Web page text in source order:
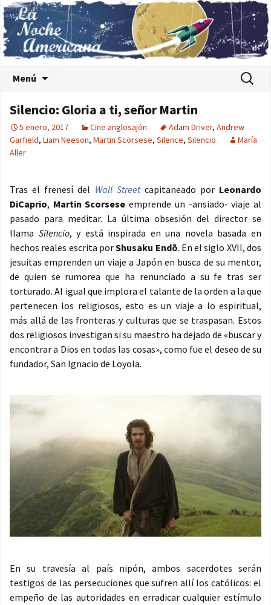
Menú Buscar:
Silencio: Gloria a ti, señor Martin
5 enero, 2017 Cine anglosajón Adam Driver, Andrew
Garfield, Liam Neeson, Martin Scorsese, Silence, Silencio
María
Aller
Tras el frenesí del Wall Streetcapitaneado por Leonardo
DiCaprio, Martin Scorsese emprende un -ansiado- viaje al
pasado para meditar. La última obsesión del director se
llama Silencio, y está inspirada en una novela basada en
hechos reales escrita porShusaku Endō. En el siglo XVII, dos
jesuitas emprenden un viaje a Japón en busca de su mentor,
de quien se rumorea que ha renunciado a su fe tras ser
torturado. Al igual que implora el talante de la orden a la que
pertenecen los religiosos, esto es un viaje a lo espiritual,
más allá de las fronteras y culturas que se traspasan. Estos
dos religiosos investigan si su maestro ha dejado de «buscar y
encontrar a Dios en todas las cosas», como fue el deseo de su
fundador, San Ignacio de Loyola.
En su travesía al país nipón, ambos sacerdotes serán
testigos de las persecuciones que sufren allí los católicos: el
empeño de las autoridades en erradicar cualquier estímulo